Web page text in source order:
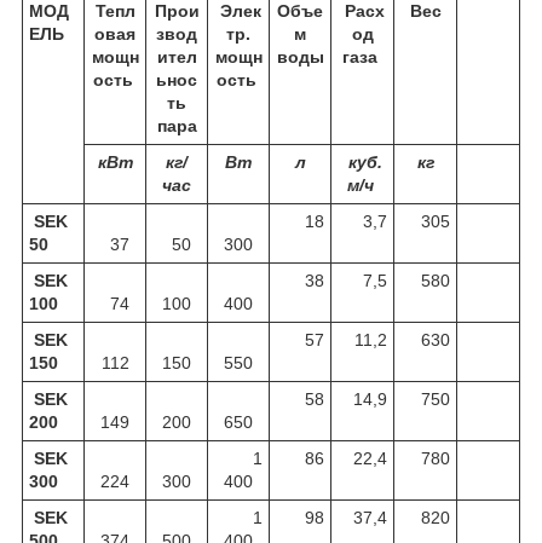
МОД
ЕЛЬ
Тепл
овая
мощн
ость
Прои
звод
ител
ьнос
ть
пара
Элек
тр.
мощн
ость
Объе
м
воды
Расх
од
газа
Вес
кВт
кг/
час
Вт л
куб.
м/ч
кг
SEK
50
37 50 300
18 3,7 305
SEK
100
74 100 400
38 7,5 580
SEK
150
112 150 550
57 11,2 630
SEK
200
149 200 650
58 14,9 750
SEK
300
224 300
1
400
86 22,4 780
SEK
1
98 37,4 820